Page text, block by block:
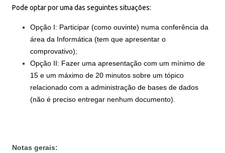
Pode optar por uma das seguintes situações:
Opção I: Participar (como ouvinte) numa conferência da
área da Informática (tem que apresentar o
comprovativo);
Opção II: Fazer uma apresentação com um mínimo de
15 e um máximo de 20 minutos sobre um tópico
relacionado com a administração de bases de dados
(não é preciso entregar nenhum documento).
Notas gerais: